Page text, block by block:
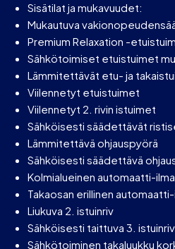
Sisätilat ja mukavuudet:
Mukautuva
Premium Relaxation -
Sähkötoimiset etuistuimet
Lämmitettävät etu- ja
Viilennetyt etuistuimet
Viilennetyt 2. rivin istuimet
Sähköisesti säädettävät
Lämmitettävä ohjauspyörä
Sähköisesti säädettävä
Kolmialueinen automaatti-
Takaosan erillinen
Liukuva 2. istuinriv
Sähköisesti taittuva 3.
Sähkötoiminen takaluukku